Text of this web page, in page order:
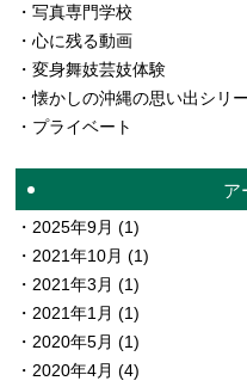
写真専門学校
心に残る動画
変身舞妓芸妓体験
懐かしの沖縄の思い出シリ
プライベート
ア
2025年9月 (1)
2021年10月 (1)
2021年3月 (1)
2021年1月 (1)
2020年5月 (1)
2020年4月 (4)